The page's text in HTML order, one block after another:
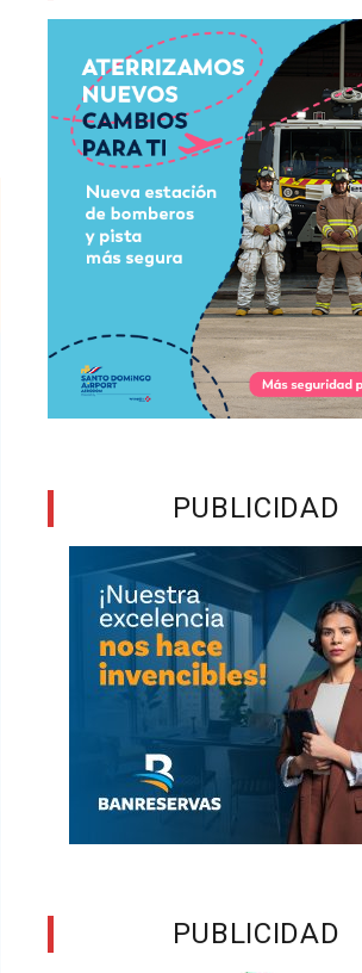
PUBLICIDAD
PUBLICIDAD